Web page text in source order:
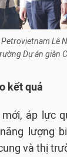
Lê
Dự án giàn
kết quả
áp lực
lượng
và thị